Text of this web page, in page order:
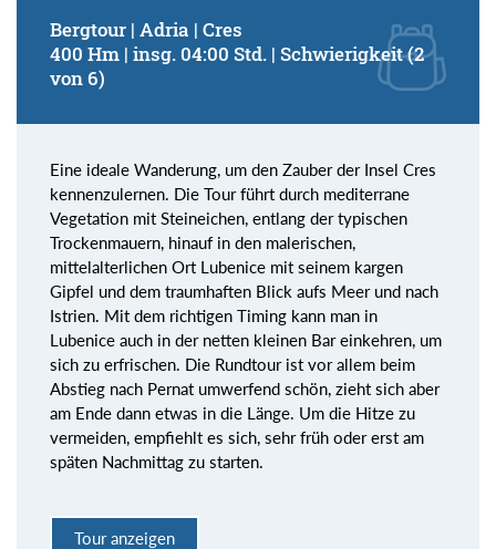
Bergtour | Adria | Cres
400 Hm | insg. 04:00 Std. | Schwierigkeit (2
von 6)
Eine ideale Wanderung, um den Zauber der Insel Cres
kennenzulernen. Die Tour führt durch mediterrane
Vegetation mit Steineichen, entlang der typischen
Trockenmauern, hinauf in den malerischen,
mittelalterlichen Ort Lubenice mit seinem kargen
Gipfel und dem traumhaften Blick aufs Meer und nach
Istrien. Mit dem richtigen Timing kann man in
Lubenice auch in der netten kleinen Bar einkehren, um
sich zu erfrischen. Die Rundtour ist vor allem beim
Abstieg nach Pernat umwerfend schön, zieht sich aber
am Ende dann etwas in die Länge. Um die Hitze zu
vermeiden, empfiehlt es sich, sehr früh oder erst am
späten Nachmittag zu starten.
Tour anzeigen